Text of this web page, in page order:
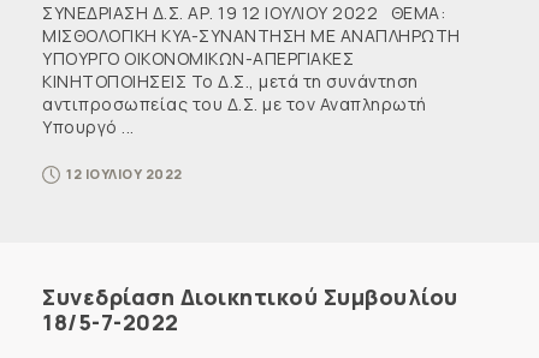
ΣΥΝΕΔΡΙΑΣΗ Δ.Σ. ΑΡ. 19 12 ΙΟΥΛΙΟΥ 2022 ΘΕΜΑ:
ΜΙΣΘΟΛΟΓΙΚΗ KYA-ΣΥΝΑΝΤΗΣΗ ΜΕ ΑΝΑΠΛΗΡΩΤΗ
ΥΠΟΥΡΓΟ ΟΙΚΟΝΟΜΙΚΩΝ-ΑΠΕΡΓΙΑΚΕΣ
ΚΙΝΗΤΟΠΟΙΗΣΕΙΣ Το Δ.Σ., μετά τη συνάντηση
αντιπροσωπείας του Δ.Σ. με τον Αναπληρωτή
Υπουργό ...
12 ΙΟΥΛΙΟΥ 2022
Συνεδρίαση Διοικητικού Συμβουλίου
18/5-7-2022